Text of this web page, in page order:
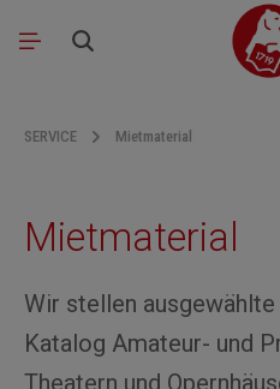
Skip to main content
SERVICE Mietmaterial
Mietmaterial
Wir stellen
Katalog Amateur- und
Theatern und